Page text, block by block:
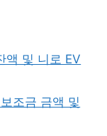
액 및 니로 EV
조금 금액 및